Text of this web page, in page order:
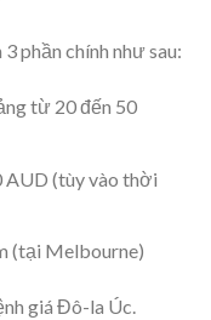
phần chính như sau:
từ 20 đến 50
AUD (tùy vào thời
(tại Melbourne)
giá Đô-la Úc.